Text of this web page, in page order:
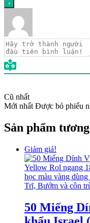
Cũ nhất
Mới nhất Được bỏ phiếu
Sản phẩm
Giảm giá!
50 Miếng